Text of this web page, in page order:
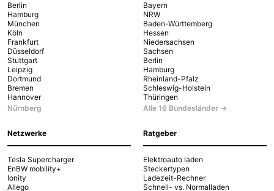
Berlin
Hamburg
München
Köln
Frankfurt
Düsseldorf
Stuttgart
Leipzig
Dortmund
Bremen
Hannover
Nürnberg
Bayern
NRW
Baden-Württemberg
Hessen
Niedersachsen
Sachsen
Berlin
Hamburg
Rheinland-Pfalz
Schleswig-Holstein
Thüringen
Alle 16 Bundesländer →
Netzwerke
Tesla Supercharger
EnBW mobility+
Ionity
Allego
Ratgeber
Elektroauto laden
Steckertypen
Ladezeit-Rechner
Schnell- vs. Normalladen